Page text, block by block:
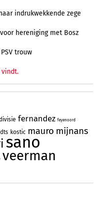
indrukwekkende zege
hereniging met Bosz
trouw
fernandez feyenoord
kostic mauro mijnans
sano
veerman